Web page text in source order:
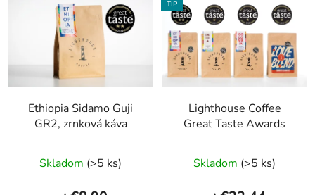
Ethiopia Sidamo Guji
GR2, zrnková káva
hodnotenie
produktu
Skladom (>5 ks)
TIP
Lighthouse Coffee
Great Taste Awards
hodnotenie
produktu
Skladom (>5 ks)